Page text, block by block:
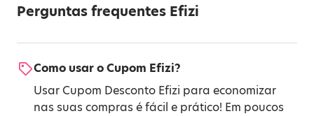
Perguntas frequentes Efizi
Como usar o Cupom Efizi?
Usar Cupom Desconto Efizi para economizar
nas suas compras é fácil e prático! Em poucos